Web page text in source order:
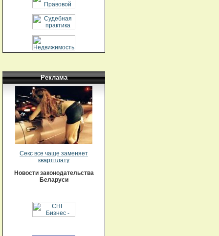
Реклама
Секс все чаще заменяет
квартплату
Новости законодательства
Беларуси